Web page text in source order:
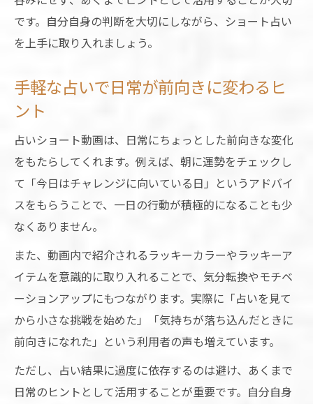
AI占いの的中率をショート動画で検証する
方法
ショート動画でAI占いを活用する際の注意
毎日の運勢を占いショートで前向きにスタート
占いショートが毎日の運勢チェックを習慣
化
朝の占いショートで一日を前向きに始める
方法
占いショートで今日の運勢を簡単リセット
前向きな一日を占いショートで叶えるコツ
占いショートの活用で心の準備を整える習
慣
です。自分自身の判断を大切にしながら、ショート占い
を上手に取り入れましょう。
手軽な占いで日常が前向きに変わるヒ
ント
占いショート動画は、日常にちょっとした前向きな変化
をもたらしてくれます。例えば、朝に運勢をチェックし
て「今日はチャレンジに向いている日」というアドバイ
スをもらうことで、一日の行動が積極的になることも少
なくありません。
また、動画内で紹介されるラッキーカラーやラッキーア
イテムを意識的に取り入れることで、気分転換やモチベ
ーションアップにもつながります。実際に「占いを見て
から小さな挑戦を始めた」「気持ちが落ち込んだときに
前向きになれた」という利用者の声も増えています。
ただし、占い結果に過度に依存するのは避け、あくまで
日常のヒントとして活用することが重要です。自分自身